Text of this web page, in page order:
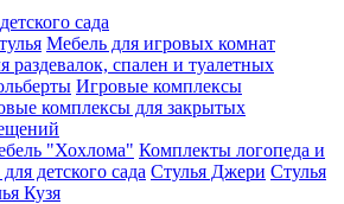
сада
Мебель для игровых комнат
раздевалок, спален и туалетных
Игровые комплексы
комплексы для закрытых
"Хохлома" Комплекты логопеда и
детского сада Стулья Джери Стулья
Кузя